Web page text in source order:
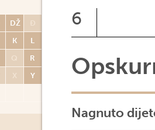
DŽ
Đ
K
L
Q
R
X
Y
6
Nagnuto